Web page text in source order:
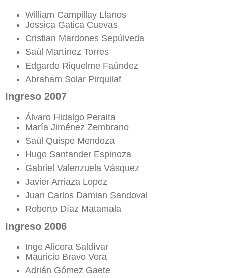
William Campillay Llanos
Jessica Gatica Cuevas
Cristian Mardones Sepúlveda
Saúl Martínez Torres
Edgardo Riquelme Faúndez
Abraham Solar Pirquilaf
Ingreso 2007
Álvaro Hidalgo Peralta
María Jiménez Zembrano
Saúl Quispe Mendoza
Hugo Santander Espinoza
Gabriel Valenzuela Vásquez
Javier Arriaza Lopez
Juan Carlos Damian Sandoval
Roberto Díaz Matamala
Ingreso 2006
Inge Alicera Saldívar
Mauricio Bravo Vera
Adrián Gómez Gaete